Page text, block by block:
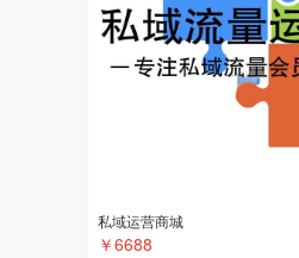
私域运营商城
￥6688